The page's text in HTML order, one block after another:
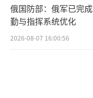
俄国防部：俄军已完
勤与指挥系统优化
2026-08-07 16:00:56